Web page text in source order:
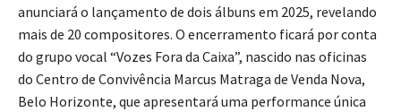
anunciará o lançamento de dois álbuns em 2025, revelando
mais de 20 compositores. O encerramento ficará por conta
do grupo vocal “Vozes Fora da Caixa”, nascido nas oficinas
do Centro de Convivência Marcus Matraga de Venda Nova,
Belo Horizonte, que apresentará uma performance única